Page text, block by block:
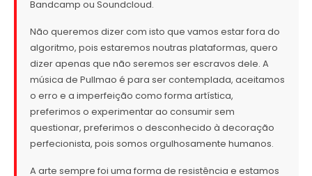
Bandcamp ou Soundcloud.
Não queremos dizer com isto que vamos estar fora do
algoritmo, pois estaremos noutras plataformas, quero
dizer apenas que não seremos ser escravos dele. A
música de Pullmao é para ser contemplada, aceitamos
o erro e a imperfeição como forma artística,
preferimos o experimentar ao consumir sem
questionar, preferimos o desconhecido à decoração
perfecionista, pois somos orgulhosamente humanos.
A arte sempre foi uma forma de resistência e estamos